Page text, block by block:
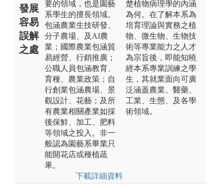
發展
容易
誤解
之處
要的領域，也是園藝
系學生的擅長領域。
包涵農業生技研發、
分子農場、及AI農
業；國際農業包涵貿
易經營、行銷推廣；
公職人員包涵教育、
育種、農業政策；自
行創業包涵農場、景
觀設計、花藝；及所
有農業相關產業如採
後保鮮、加工、肥料
等領域之投入。非一
般認為園藝系畢業只
能開花店或種植蔬
果。
下載詳細資料
楚植物病理學的內涵
為何。在了解本系為
培育理論與實務之植
物、微生物、生物技
術等專業能力之人才
為宗旨後，即能知曉
經本系專業訓練之學
生，其就業面向可廣
泛涵蓋農業、醫藥、
工業、生態、及各學
術領域。